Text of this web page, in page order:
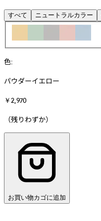
すべて ニュートラルカラー
色:
パウダーイエロー
￥2,970
（残りわずか）
お買い物カゴに追加